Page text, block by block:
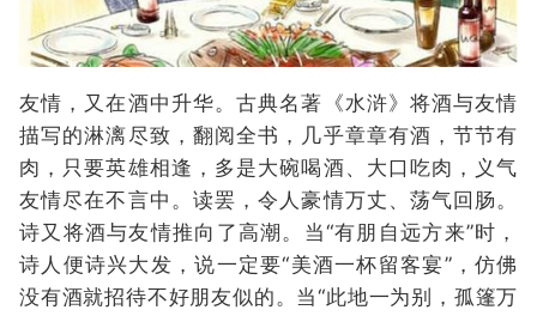
友情，又在酒中升华。古典名著《水浒》将酒与友情
描写的淋漓尽致，翻阅全书，几乎章章有酒，节节有
肉，只要英雄相逢，多是大碗喝酒、大口吃肉，义气
友情尽在不言中。读罢，令人豪情万丈、荡气回肠。
诗又将酒与友情推向了高潮。当“有朋自远方来”时，
诗人便诗兴大发，说一定要“美酒一杯留客宴”，仿佛
没有酒就招待不好朋友似的。当“此地一为别，孤篷万